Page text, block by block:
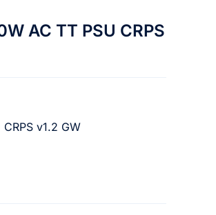
AC TT PSU CRPS
v1.2 GW